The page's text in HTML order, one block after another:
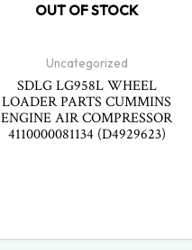
OUT OF STOCK
Uncategorized
SDLG LG958L WHEEL
LOADER PARTS CUMMINS
ENGINE AIR COMPRESSOR
4110000081134 (D4929623)